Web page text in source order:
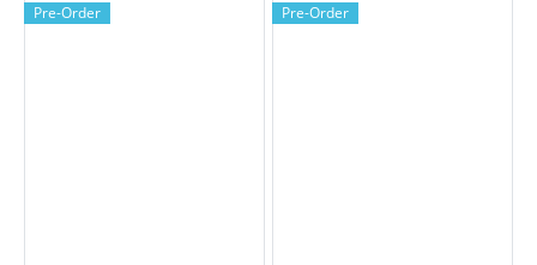
Pre-Order Pre-Order